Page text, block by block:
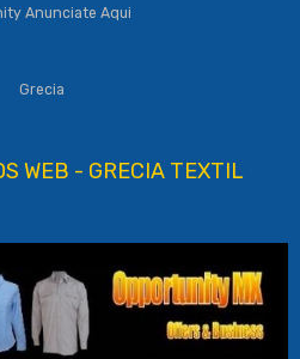
WEB - GRECIA TEXTIL